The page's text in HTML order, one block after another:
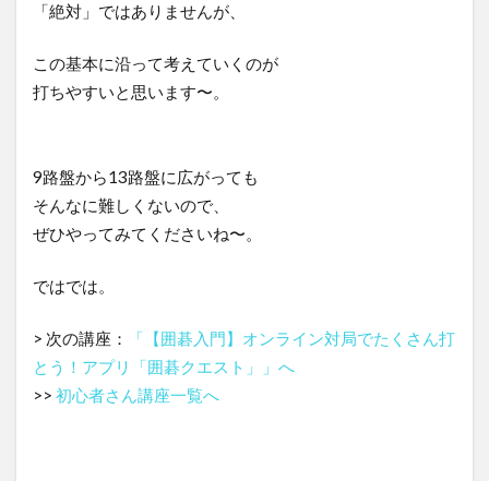
「絶対」ではありませんが、
この基本に沿って考えていくのが
打ちやすいと思います〜。
9路盤から13路盤に広がっても
そんなに難しくないので、
ぜひやってみてくださいね〜。
ではでは。
> 次の講座：
「【囲碁入門】オンライン対局でたくさん打
とう！アプリ「囲碁クエスト」」へ
>> 初心者さん講座一覧へ